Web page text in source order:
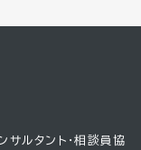
サルタント・相談員協